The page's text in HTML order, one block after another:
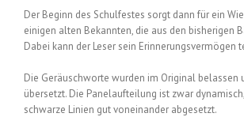
Der Beginn des Schulfestes sorgt dann für ein
einigen alten Bekannten, die aus den bisherigen
Dabei kann der Leser sein Erinnerungsvermögen
Die Geräuschworte wurden im Original belassen
übersetzt. Die Panelaufteilung ist zwar
schwarze Linien gut voneinander abgesetzt.